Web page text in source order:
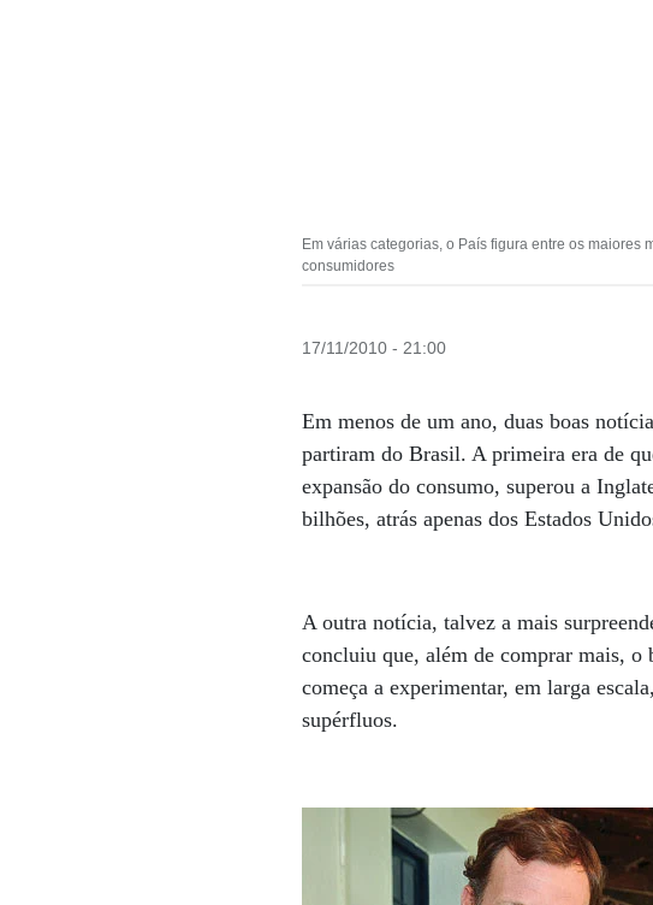
Em várias categorias, o País figura entre os
consumidores
17/11/2010 - 21:00
Em menos de um ano, duas boas
partiram do Brasil. A primeira era de
expansão do consumo, superou a
bilhões, atrás apenas dos Estados
A outra notícia, talvez a mais
concluiu que, além de comprar mais,
começa a experimentar, em larga
supérfluos.